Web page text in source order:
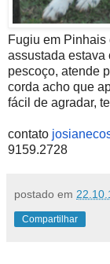
Fugiu em Pinhais
assustada estava
pescoço, atende
corda acho que
fácil de agradar,
contato
9159.2728
postado em
Compartilhar